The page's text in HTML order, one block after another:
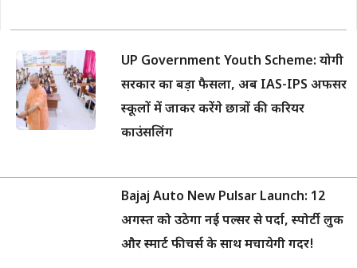
UP Government Youth Scheme: योगी
सरकार का बड़ा फैसला, अब IAS-IPS अफसर
स्कूलों में जाकर करेंगे छात्रों की करियर
काउंसलिंग
Bajaj Auto New Pulsar Launch: 12
अगस्त को उठेगा नई पल्सर से पर्दा, स्पोर्टी लुक
और स्मार्ट फीचर्स के साथ मचायेगी गदर!